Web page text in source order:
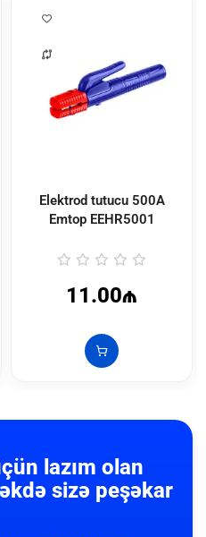
Elektrod tutucu 500A
Emtop EEHR5001
11.00₼
lazım olan
sizə peşəkar